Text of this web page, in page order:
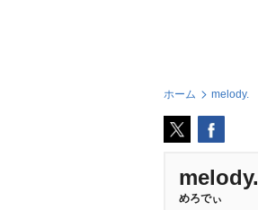
ホーム melody.
melody.
めろでぃ